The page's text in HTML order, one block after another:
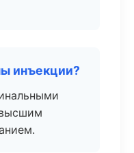
инъекции?